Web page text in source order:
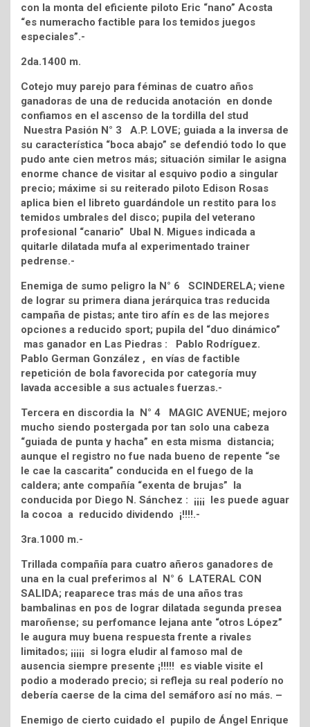
con la monta del eficiente piloto Eric “nano” Acosta
“es numeracho factible para los temidos juegos
especiales”.-
2da.1400 m.
Cotejo muy parejo para féminas de cuatro años
ganadoras de una de reducida anotación en donde
confiamos en el ascenso de la tordilla del stud
Nuestra Pasión N° 3 A.P. LOVE; guiada a la inversa de
su característica “boca abajo” se defendió todo lo que
pudo ante cien metros más; situación similar le asigna
enorme chance de visitar al esquivo podio a singular
precio; máxime si su reiterado piloto Edison Rosas
aplica bien el libreto guardándole un restito para los
temidos umbrales del disco; pupila del veterano
profesional “canario” Ubal N. Migues indicada a
quitarle dilatada mufa al experimentado trainer
pedrense.-
Enemiga de sumo peligro la N° 6 SCINDERELA; viene
de lograr su primera diana jerárquica tras reducida
campaña de pistas; ante tiro afín es de las mejores
opciones a reducido sport; pupila del “duo dinámico”
mas ganador en Las Piedras : Pablo Rodríguez.
Pablo German González , en vías de factible
repetición de bola favorecida por categoría muy
lavada accesible a sus actuales fuerzas.-
Tercera en discordia la N° 4 MAGIC AVENUE; mejoro
mucho siendo postergada por tan solo una cabeza
“guiada de punta y hacha” en esta misma distancia;
aunque el registro no fue nada bueno de repente “se
le cae la cascarita” conducida en el fuego de la
caldera; ante compañía “exenta de brujas” la
conducida por Diego N. Sánchez : ¡¡¡¡ les puede aguar
la cocoa a reducido dividendo ¡!!!!.-
3ra.1000 m.-
Trillada compañía para cuatro añeros ganadores de
una en la cual preferimos al N° 6 LATERAL CON
SALIDA; reaparece tras más de una años tras
bambalinas en pos de lograr dilatada segunda presea
maroñense; su perfomance lejana ante “otros López”
le augura muy buena respuesta frente a rivales
limitados; ¡¡¡¡¡ si logra eludir al famoso mal de
ausencia siempre presente ¡!!!!! es viable visite el
podio a moderado precio; si refleja su real poderío no
debería caerse de la cima del semáforo así no más. –
Enemigo de cierto cuidado el pupilo de Ángel Enrique